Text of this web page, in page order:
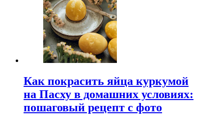
Как покрасить яйца куркумой
на Пасху в домашних условиях:
пошаговый рецепт с фото